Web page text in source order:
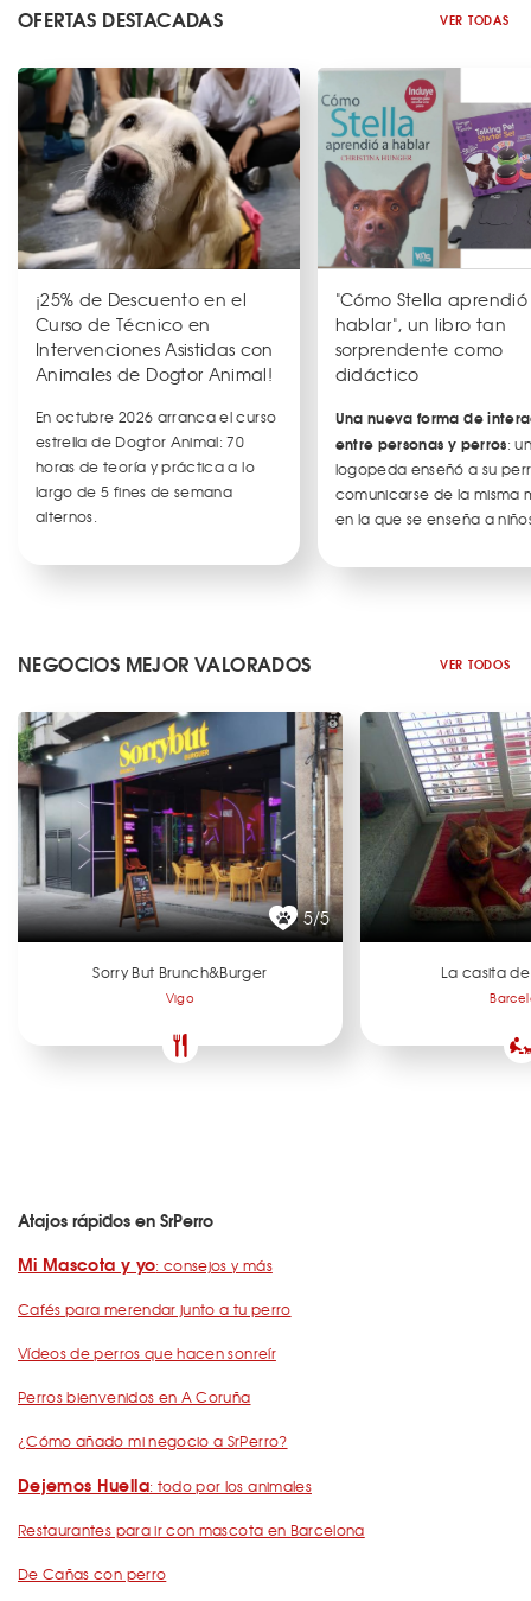
OFERTAS DESTACADAS VER TODAS
¡25% de Descuento en el
Curso de Técnico en
Intervenciones Asistidas con
Animales de Dogtor Animal!
En octubre 2026 arranca el curso
estrella de Dogtor Animal: 70
horas de teoría y práctica a lo
largo de 5 fines de semana
alternos.
"Cómo Stella
hablar", un libro tan
sorprendente como
didáctico
Una nueva forma de
entre personas y perros:
logopeda enseñó a su
comunicarse de la misma
en la que se enseña a
NEGOCIOS MEJOR VALORADOS VER TODOS
5/5
Sorry But Brunch&Burger
Vigo
La casita
Atajos rápidos en SrPerro
Mi Mascota y yo: consejos y más
Cafés para merendar junto a tu perro
Vídeos de perros que hacen sonreír
Perros bienvenidos en A Coruña
¿Cómo añado mi negocio a SrPerro?
Dejemos Huella: todo por los animales
Restaurantes para ir con mascota en Barcelona
De Cañas con perro